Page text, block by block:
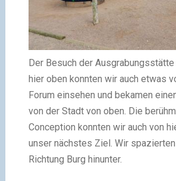
Der Besuch der
hier oben konnten wir auch etwas
Forum einsehen und bekamen
von der Stadt von oben. Die
Conception konnten wir auch von
unser nächstes Ziel. Wir
Richtung Burg hinunter.